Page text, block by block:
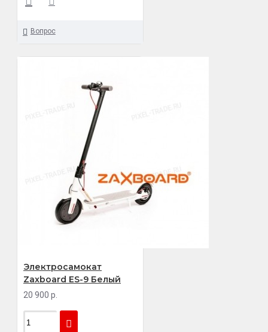
Вопрос
Электросамокат
Zaxboard ES-9 Белый
20 900 р.